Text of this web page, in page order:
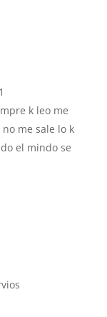
k leo me
me sale lo k
el mindo se